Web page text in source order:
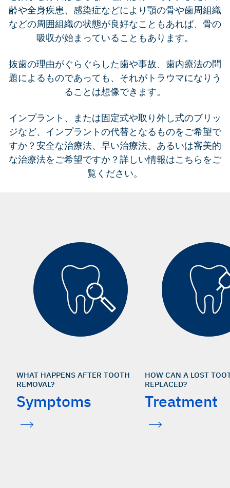
齢や全身疾患、感染症などにより顎の骨や歯周組織
などの周囲組織の状態が良好なこともあれば、骨の
吸収が始まっていることもあります。
抜歯の理由がぐらぐらした歯や事故、歯内療法の問
題によるものであっても、それがトラウマになりう
ることは想像できます。
インプラント、または固定式や取り外し式のブリッ
ジなど、インプラントの代替となるものをご希望で
すか？安全な治療法、早い治療法、あるいは審美的
な治療法をご希望ですか？詳しい情報はこちらをご
覧ください。
WHAT HAPPENS AFTER TOOTH
REMOVAL?
Symptoms
HOW CAN A LOST
REPLACED?
Treatment